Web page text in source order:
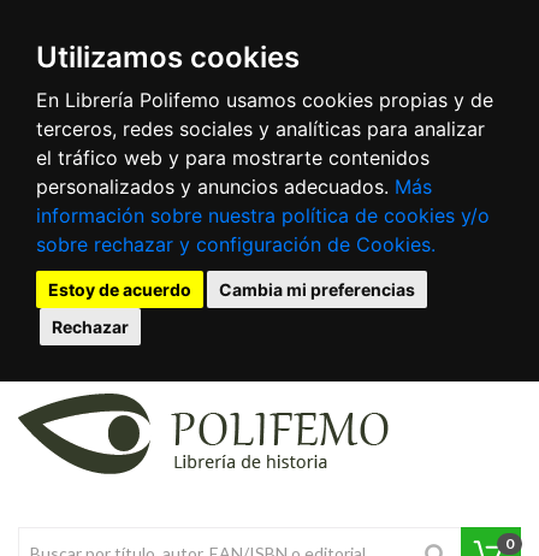
Utilizamos cookies
En Librería Polifemo usamos cookies propias y de
terceros, redes sociales y analíticas para analizar
el tráfico web y para mostrarte contenidos
personalizados y anuncios adecuados. Más
información sobre nuestra política de cookies y/o
sobre rechazar y configuración de Cookies.
Estoy de acuerdo
Cambia mi preferencias
Rechazar
0